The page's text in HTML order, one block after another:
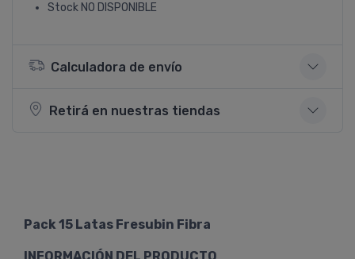
Stock NO DISPONIBLE
Calculadora de envío
Retirá en nuestras tiendas
Pack 15 Latas Fresubin Fibra